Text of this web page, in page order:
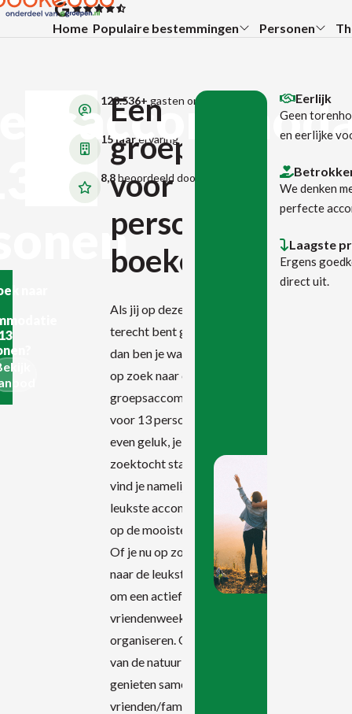
Ga direct naar de inhoud
Terug naar de startpagina
Home Submenu:
Populaire bestemmingen Submenu:
Personen
naar
123.536+ gasten ontvangen
15 jaarervaring
8,8beoordeeld door gasten
Een
voor 13
personen
boeken?
Als jij op deze pagina
terecht bent gekomen,
dan ben je waarschijnlijk
op zoek naar een
groepsaccommodatie
voor 13 personen. Heb jij
even geluk, je kan je
zoektocht staken. Bij ons
vind je namelijk de
leukste accommodaties
op de mooiste locaties!
Of je nu op zoek bent
naar de leukste locaties
om een actief
vriendenweekend te
organiseren. Of gezellig
van de natuur wilt
genieten samen met de
vrienden/familie. Bij ons
Eerlijk
Geen
en eerlijke
We denken
perfecte
Laagste
Ergens
direct uit.